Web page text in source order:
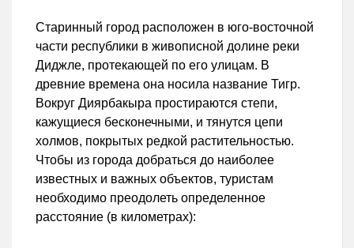
Старинный город расположен в юго-восточной
части республики в живописной долине реки
Диджле, протекающей по его улицам. В
древние времена она носила название Тигр.
Вокруг Диярбакыра простираются степи,
кажущиеся бесконечными, и тянутся цепи
холмов, покрытых редкой растительностью.
Чтобы из города добраться до наиболее
известных и важных объектов, туристам
необходимо преодолеть определенное
расстояние (в километрах):